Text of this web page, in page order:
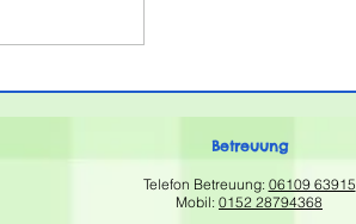
Betreuung
Telefon Betreuung: 06109 63915
Mobil: 0152 28794368